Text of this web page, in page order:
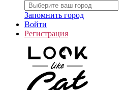
Запомнить город
Войти
Регистрация